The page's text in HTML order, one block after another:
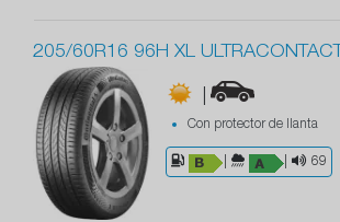
205/60R16 96H XL ULTRACONTACT
|
Con protector de llanta
69